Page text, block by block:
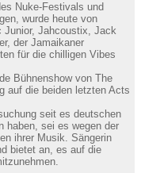
Nuke-Festivals und
wurde heute von
Junior, Jahcoustix, Jack
der Jamaikaner
für die chilligen Vibes
Bühnenshow von The
auf die beiden letzten Acts
seit es deutschen
haben, sei es wegen der
ihrer Musik. Sängerin
bietet an, es auf die